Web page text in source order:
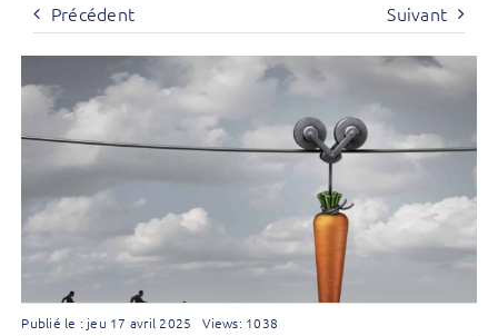
Précédent Suivant
Publié le : jeu 17 avril 2025 Views: 1038